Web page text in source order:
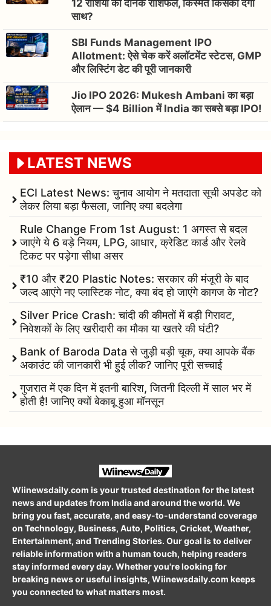
12 राशियों का दैनिक राशिफल, किस्मत किसका देगी
साथ?
SBI Funds Management IPO
Allotment: ऐसे चेक करें अलॉटमेंट स्टेटस, GMP
और लिस्टिंग डेट की पूरी जानकारी
Jio IPO 2026: Mukesh Ambani का बड़ा
ऐलान — $4 Billion में India का सबसे बड़ा IPO!
LATEST NEWS
ECI Latest News: चुनाव आयोग ने मतदाता सूची अपडेट को
लेकर लिया बड़ा फैसला, जानिए क्या बदलेगा
Rule Change From 1st August: 1 अगस्त से बदल
जाएंगे ये 6 बड़े नियम, LPG, आधार, क्रेडिट कार्ड और रेलवे
टिकट पर पड़ेगा सीधा असर
₹10 और ₹20 Plastic Notes: सरकार की मंजूरी के बाद
जल्द आएंगे नए प्लास्टिक नोट, क्या बंद हो जाएंगे कागज के नोट?
Silver Price Crash: चांदी की कीमतों में बड़ी गिरावट,
निवेशकों के लिए खरीदारी का मौका या खतरे की घंटी?
Bank of Baroda Data से जुड़ी बड़ी चूक, क्या आपके बैंक
अकाउंट की जानकारी भी हुई लीक? जानिए पूरी सच्चाई
गुजरात में एक दिन में इतनी बारिश, जितनी दिल्ली में साल भर में
होती है! जानिए क्यों बेकाबू हुआ मॉनसून
Wiinewsdaily.com is your trusted destination for the latest
news and updates from India and around the world. We
bring you fast, accurate, and easy-to-understand coverage
on Technology, Business, Auto, Politics, Cricket, Weather,
Entertainment, and Trending Stories. Our goal is to deliver
reliable information with a human touch, helping readers
stay informed every day. Whether you're looking for
breaking news or useful insights, Wiinewsdaily.com keeps
you connected to what matters most.